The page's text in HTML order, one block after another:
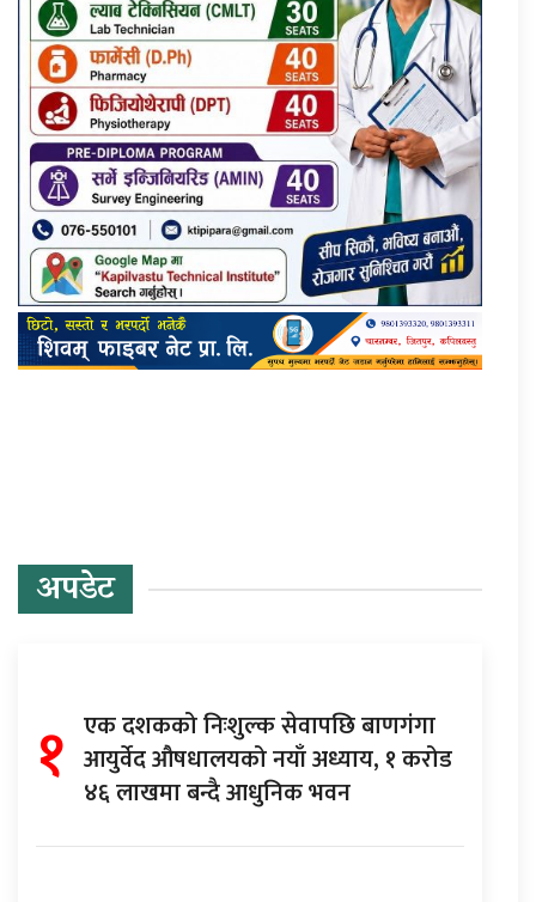
अपडेट
१ एक दशकको निःशुल्क सेवापछि बाणगंगा
आयुर्वेद औषधालयको नयाँ अध्याय, १ करोड
४६ लाखमा बन्दै आधुनिक भवन